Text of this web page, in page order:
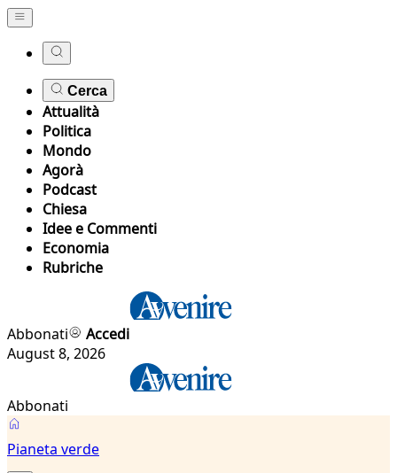
Cerca
Attualità
Politica
Mondo
Agorà
Podcast
Chiesa
Idee e Commenti
Economia
Rubriche
Abbonati
Accedi
August 8, 2026
Abbonati
Pianeta verde